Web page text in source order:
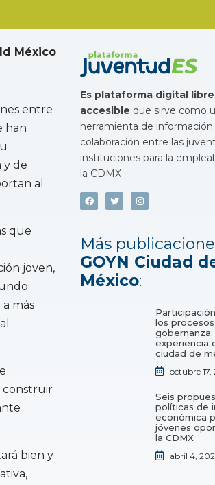
México
entre
han
y de
al
que
joven,
más
construir
bien y
Es plataforma digital
accesible que sirve como
herramienta de información
colaboración entre las
instituciones para la
la CDMX
Más
GOYN Ciudad
México:
los
gobernanza:
experiencia
ciudad de
octubre
Seis
políticas de
económica
jóvenes
la CDMX
abril 4,